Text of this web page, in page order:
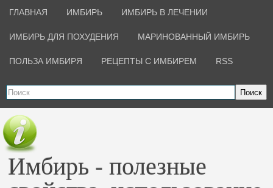
ГЛАВНАЯ ИМБИРЬ ИМБИРЬ В ЛЕЧЕНИИ
ИМБИРЬ ДЛЯ ПОХУДЕНИЯ МАРИНОВАННЫЙ ИМБИРЬ
ПОЛЬЗА ИМБИРЯ РЕЦЕПТЫ С ИМБИРЕМ RSS
Поиск
Имбирь - полезные